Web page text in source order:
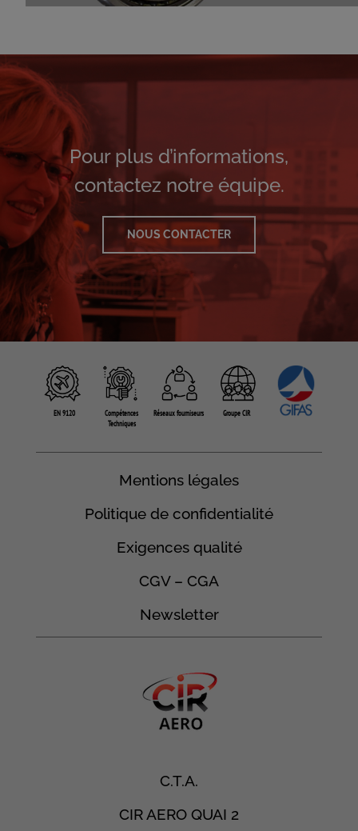
Pour plus d’informations,
contactez notre équipe.
NOUS CONTACTER
EN 9120
Compétences
Techniques
Réseaux fourniseurs Groupe CIR
Mentions légales
Politique de confidentialité
Exigences qualité
CGV – CGA
Newsletter
C.T.A.
CIR AERO QUAI 2